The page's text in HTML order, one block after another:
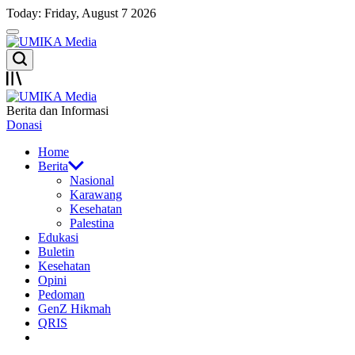
Skip
to
content
Today: Friday, August 7 2026
Menu
UMIKA
Media
Search
Offcanvas
UMIKA
Media
Berita dan Informasi
Donasi
Home
Berita
Nasional
Karawang
Kesehatan
Palestina
Edukasi
Buletin
Kesehatan
Opini
Pedoman
GenZ Hikmah
QRIS